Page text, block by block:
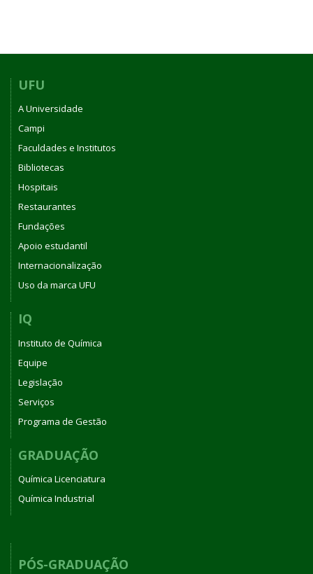
UFU
A Universidade
Campi
Faculdades e Institutos
Bibliotecas
Hospitais
Restaurantes
Fundações
Apoio estudantil
Internacionalização
Uso da marca UFU
IQ
Instituto de Química
Equipe
Legislação
Serviços
Programa de Gestão
GRADUAÇÃO
Química Licenciatura
Química Industrial
PÓS-GRADUAÇÃO